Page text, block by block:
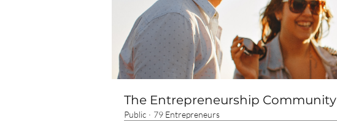
The Entrepreneurship Community
Public · 79 Entrepreneurs